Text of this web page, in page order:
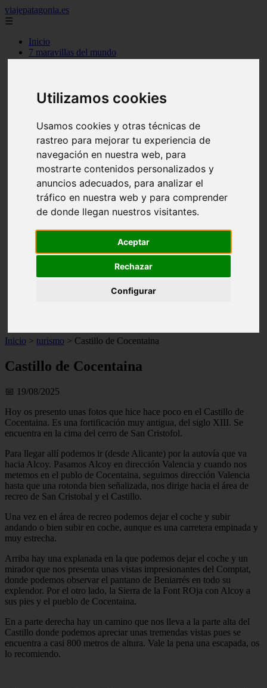
Utilizamos cookies
Usamos cookies y otras técnicas de
rastreo para mejorar tu experiencia de
navegación en nuestra web, para
mostrarte contenidos personalizados y
anuncios adecuados, para analizar el
tráfico en nuestra web y para comprender
de donde llegan nuestros visitantes.
Aceptar
Rechazar
Configurar
viajepatagonia.es
☰
Inicio
7 maravillas del mundo
c buenos aires
c cordoba
c generalidades del pais
c mendoza
c provincias
c rio negro
c santa fe
c tierra de fuego
c tucuman
c zona austral
category
gijon
live
Inicio > turismo > Castillo de Cocentaina
Castillo de Cocentaina
📅 19/08/2025
Hoy os presento unas fotos que hice hace poco en el Castillo de
Cocentaina. Es una fortificación muy antigua, del siglo XIII. Se
encuentra en la cima del cerro de San Cristofol.
Para llegar allí podemos ir (desde Alicante) por la autovía que va
hacia Alcoy. Pasamos Alcoy en dirección Valencia y cuando nos
metemos en el publo de Cocentaina, seguimos dirección Valencia
hasta que una rotonda bien señalizada, nos dirige hacia el área de
recreo de San Cristobal y el Castillo.
Una vez en el área de recreo podemos dejar el coche y subir
andando o bien subir en coche, aunque es una carretera empinada y
muy estrecha.
Arriba hay una explanada en la que podemos dejar el coche y un
mirador que nos presenta unas vistas impresionantes del Comptat,
donde podemos observar el pantano de Beniarrés en todo su
explendor. Por el otro lado, la Sierra de la Font ROja con Alcoy a
sus pies y el pueblo de Cocentaina.
En a parte derecha hay un camino que nos lleva a la parte alta del
Castillo donde podemos apreciar unas tremendas vistas pues se
encuentra a casi 800 metros de altura. Vale la pena una escapada, os
lo recomiendo.